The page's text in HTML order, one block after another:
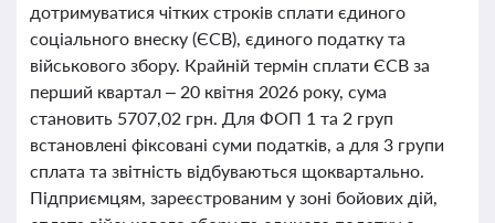
дотримуватися чітких строків сплати єдиного
соціального внеску (ЄСВ), єдиного податку та
військового збору. Крайній термін сплати ЄСВ за
перший квартал – 20 квітня 2026 року, сума
становить 5707,02 грн. Для ФОП 1 та 2 груп
встановлені фіксовані суми податків, а для 3 групи
сплата та звітність відбуваються щоквартально.
Підприємцям, зареєстрованим у зоні бойових дій,